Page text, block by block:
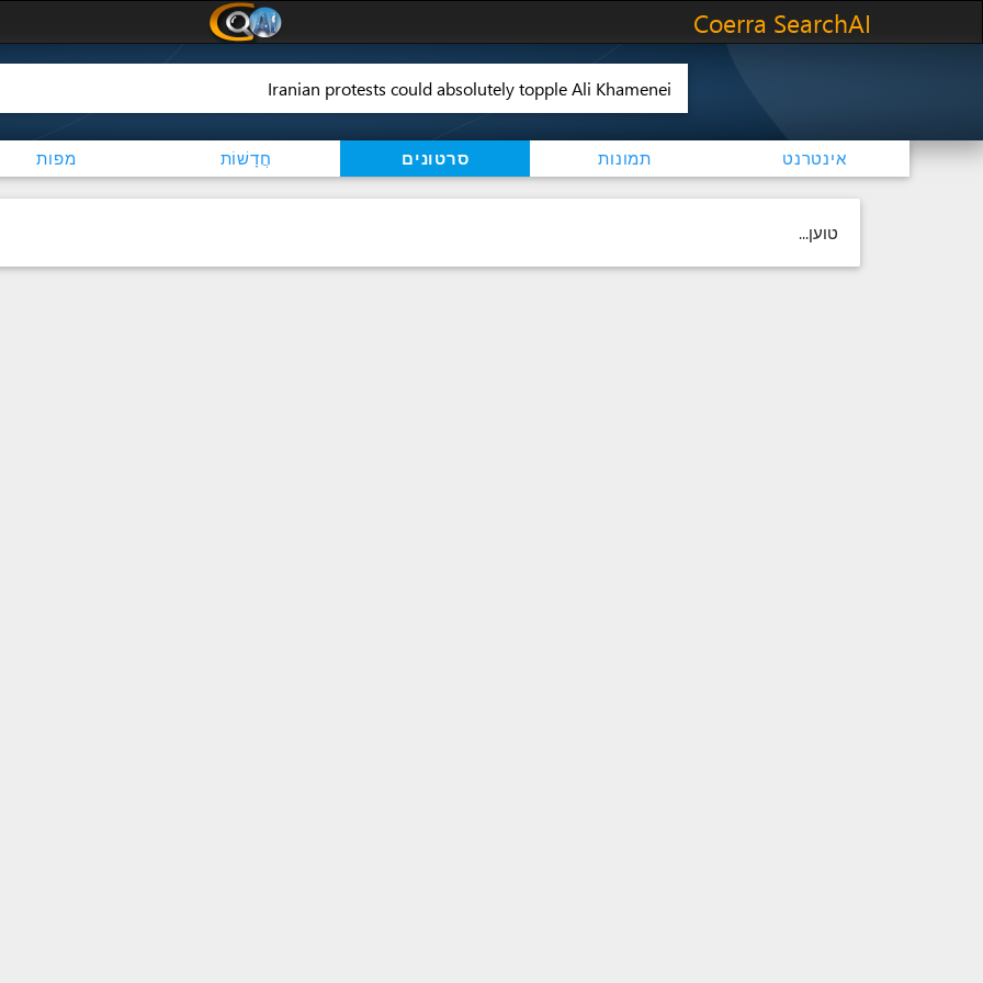
Coerra SearchAI
אינטרנט תמונות סרטונים חֲדָשׁוֹת מפות
טוען...